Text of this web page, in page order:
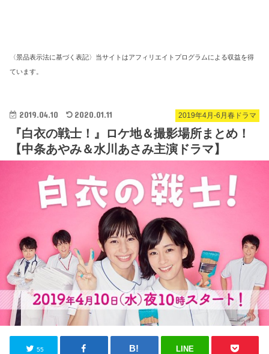
〈景品表示法に基づく表記〉当サイトはアフィリエイトプログラムによる収益を得
ています。
2019年4月-6月春ドラマ
2019.04.10 2020.01.11
『白衣の戦士！』ロケ地＆撮影場所まとめ！
【中条あやみ＆水川あさみ主演ドラマ】
55 LINE